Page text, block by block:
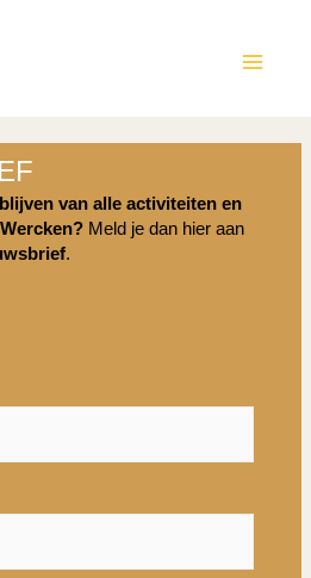
van alle activiteiten en
Meld je dan hier aan
.